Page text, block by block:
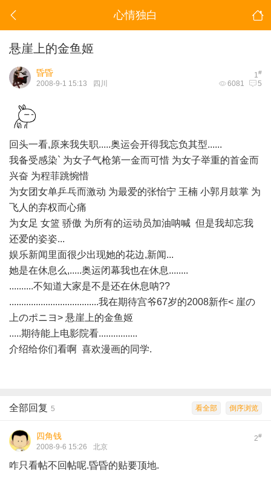
心情独白
悬崖上的金鱼姬
1#
昏昏
6081 5
2008-9-1 15:13 四川
回头一看,原来我失职.....奥运会开得我忘负其型......
我备受感染` 为女子气枪第一金而可惜 为女子举重的首金而
兴奋 为程菲跳惋惜
为女团女单乒乓而激动 为最爱的张怡宁 王楠 小郭月鼓掌 为
飞人的弃权而心痛
为女足 女篮 骄傲 为所有的运动员加油呐喊 但是我却忘我
还爱的姿姿...
娱乐新闻里面很少出现她的花边,新闻...
她是在休息么,.....奥运闭幕我也在休息........
..........不知道大家是不是还在休息呐??
.....................................我在期待宫爷67岁的2008新作< 崖の
上のポニヨ> 悬崖上的金鱼姬
.....期待能上电影院看................
介绍给你们看啊 喜欢漫画的同学.
倒序浏览
看全部
全部回复 5
2#
四角钱
2008-9-6 15:26 北京
咋只看帖不回帖呢.昏昏的贴要顶地.